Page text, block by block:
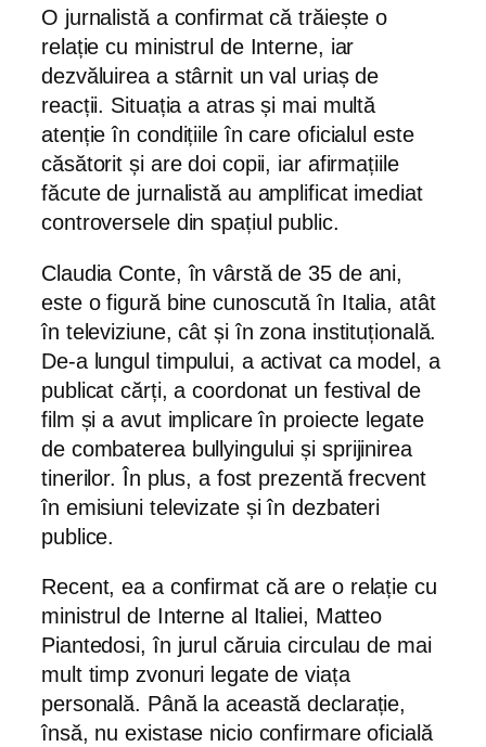
O jurnalistă a confirmat că trăiește o
relație cu ministrul de Interne, iar
dezvăluirea a stârnit un val uriaș de
reacții. Situația a atras și mai multă
atenție în condițiile în care oficialul este
căsătorit și are doi copii, iar afirmațiile
făcute de jurnalistă au amplificat imediat
controversele din spațiul public.
Claudia Conte, în vârstă de 35 de ani,
este o figură bine cunoscută în Italia, atât
în televiziune, cât și în zona instituțională.
De-a lungul timpului, a activat ca model, a
publicat cărți, a coordonat un festival de
film și a avut implicare în proiecte legate
de combaterea bullyingului și sprijinirea
tinerilor. În plus, a fost prezentă frecvent
în emisiuni televizate și în dezbateri
publice.
Recent, ea a confirmat că are o relație cu
ministrul de Interne al Italiei, Matteo
Piantedosi, în jurul căruia circulau de mai
mult timp zvonuri legate de viața
personală. Până la această declarație,
însă, nu existase nicio confirmare oficială